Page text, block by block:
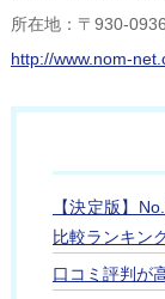
所在地：〒930-
http://www.nom-
【決定版】
比較ランキン
口コミ評判が